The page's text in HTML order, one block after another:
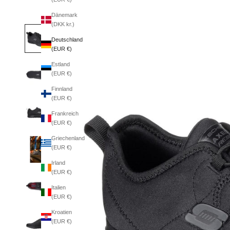
Dänemark
(DKK kr.)
Deutschland
(EUR €)
Estland
(EUR €)
Finnland
(EUR €)
Frankreich
(EUR €)
Griechenland
(EUR €)
Irland
(EUR €)
Italien
(EUR €)
Kroatien
(EUR €)